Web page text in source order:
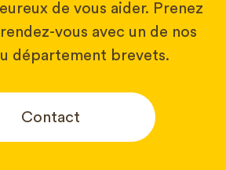
de vous aider. Prenez
vous avec un de nos
département brevets.
Contact